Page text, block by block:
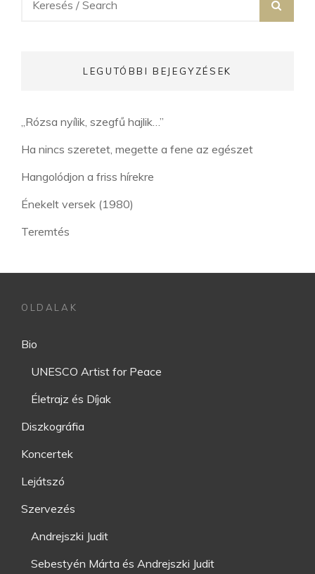
for:
LEGUTÓBBI BEJEGYZÉSEK
„Rózsa nyílik, szegfű hajlik…”
Ha nincs szeretet, megette a fene az egészet
Hangolódjon a friss hírekre
Énekelt versek (1980)
Teremtés
OLDALAK
Bio
UNESCO Artist for Peace
Életrajz és Díjak
Diszkográfia
Koncertek
Lejátszó
Szervezés
Andrejszki Judit
Sebestyén Márta és Andrejszki Judit